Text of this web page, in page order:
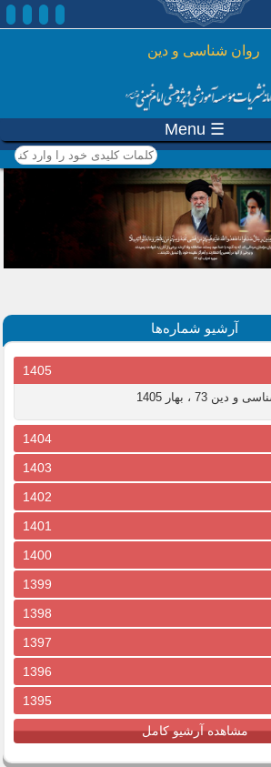
رفتن به محتوای اصلی
روان شناسی و دين
☰ Menu
کلمات کلیدی خود را وارد
کنید
آرشیو شماره‌ها
1405
دین 73 ، بهار 1405
1404
1403
1402
1401
1400
1399
1398
1397
1396
1395
مشاهده آرشیو کامل